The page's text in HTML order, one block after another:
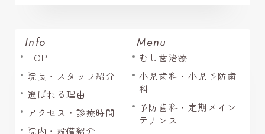
Info
TOP
院長・スタッフ紹介
選ばれる理由
アクセス・診療時間
院内・設備紹介
Menu
むし歯治療
小児歯科・小児予防歯
科
予防歯科・定期メイン
テナンス